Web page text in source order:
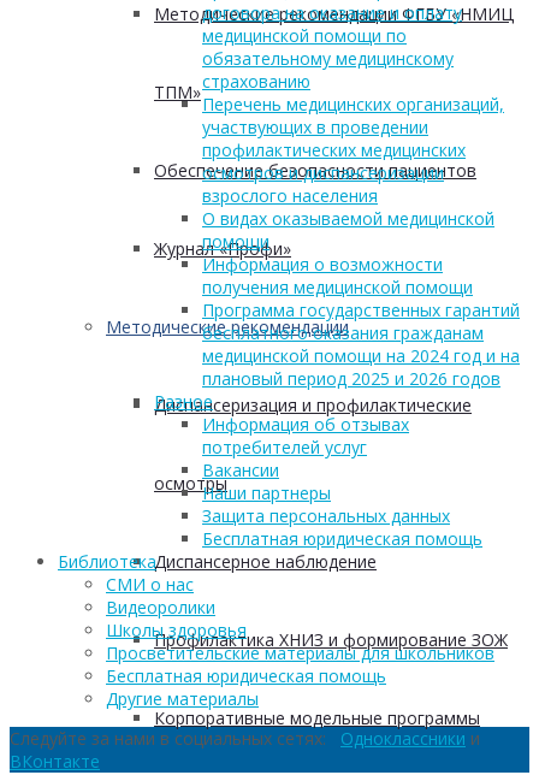
Методические рекомендации ФГБУ «НМИЦ
ТПМ»
Обеспечение безопасности пациентов
Журнал «Профи»
Методические рекомендации
Диспансеризация и профилактические
осмотры
Диспансерное наблюдение
Профилактика ХНИЗ и формирование ЗОЖ
Корпоративные модельные программы
договора на оказание и оплату
медицинской помощи по
обязательному медицинскому
страхованию
Перечень медицинских организаций,
участвующих в проведении
профилактических медицинских
осмотров и диспансеризации
взрослого населения
О видах оказываемой медицинской
помощи
Информация о возможности
получения медицинской помощи
Программа государственных гарантий
бесплатного оказания гражданам
медицинской помощи на 2024 год и на
плановый период 2025 и 2026 годов
Разное
Информация об отзывах
потребителей услуг
Вакансии
Наши партнеры
Защита персональных данных
Бесплатная юридическая помощь
Библиотека
СМИ о нас
Видеоролики
Школы здоровья
Просветительские материалы для школьников
Бесплатная юридическая помощь
Другие материалы
Следуйте за нами в социальных сетях: Одноклассники и
ВКонтакте